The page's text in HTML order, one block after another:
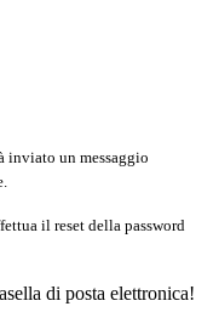
inviato un messaggio
il reset della password
di posta elettronica!